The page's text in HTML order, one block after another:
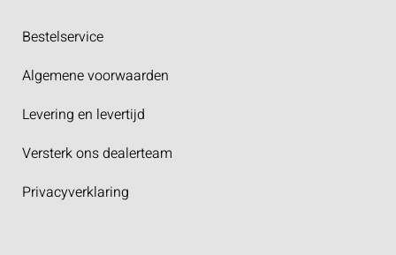
Bestelservice
Algemene voorwaarden
Levering en levertijd
Versterk ons dealerteam
Privacyverklaring